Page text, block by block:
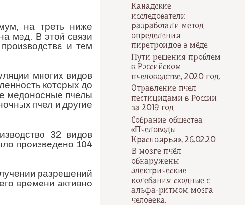
на треть ниже
мед. В этой связи
и тем
многих видов
которых до
медоносные пчелы
пчел и другие
32 видов
произведено 104
разрешений
времени активно
Канадские
исследователи
разработали метод
определения
пиретроидов в мёде
Пути решения проблем
в Российском
пчеловодстве, 2020 год.
Отравление пчел
пестицидами в России
за 2019 год
Собрание общества
«Пчеловоды
Красноярья», 26.02.20
В мозге пчёл
обнаружены
электрические
колебания сходные с
альфа-ритмом мозга
человека.